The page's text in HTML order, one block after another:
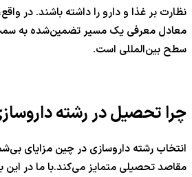
نظارت بر غذا و دارو را داشته باشند. در
معادل معرفی یک مسیر تضمین‌شده به
سطح بین‌المللی است.
چرا تحصیل در رشته
انتخاب رشته داروسازی در چین مزایای
مقاصد تحصیلی متمایز می‌کند.با ما در